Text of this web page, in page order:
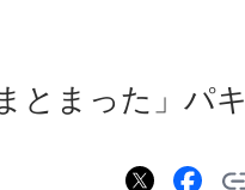
とまった」パキ